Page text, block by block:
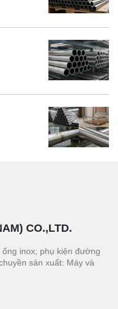
CO.,LTD.
ống inox; phụ kiện đường
sản xuất: Máy và